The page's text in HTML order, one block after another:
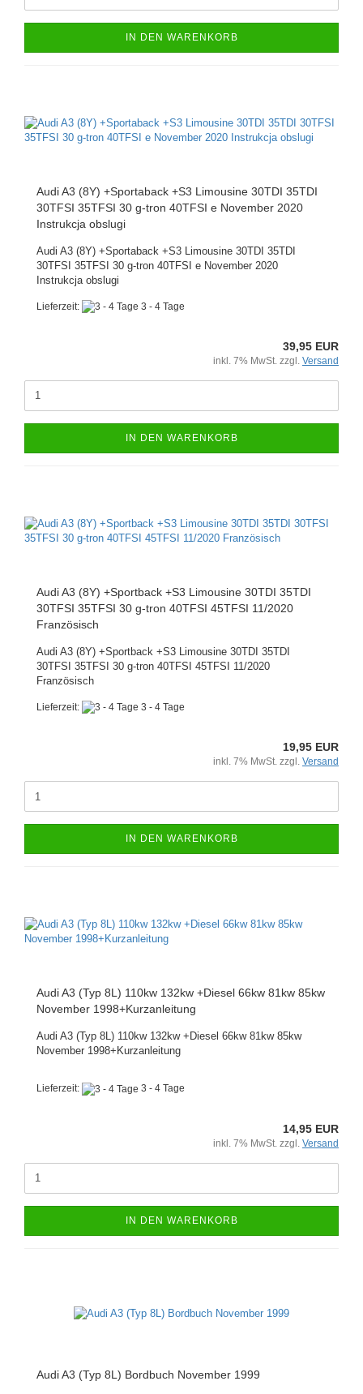
IN DEN WARENKORB
Audi A3 (8Y) +Sportaback +S3 Limousine 30TDI 35TDI
30TFSI 35TFSI 30 g-tron 40TFSI e November 2020
Instrukcja obslugi
Audi A3 (8Y) +Sportaback +S3 Limousine 30TDI 35TDI
30TFSI 35TFSI 30 g-tron 40TFSI e November 2020
Instrukcja obslugi
Lieferzeit: 3 - 4 Tage
39,95 EUR
inkl. 7% MwSt. zzgl. Versand
IN DEN WARENKORB
Audi A3 (8Y) +Sportback +S3 Limousine 30TDI 35TDI
30TFSI 35TFSI 30 g-tron 40TFSI 45TFSI 11/2020
Französisch
Audi A3 (8Y) +Sportback +S3 Limousine 30TDI 35TDI
30TFSI 35TFSI 30 g-tron 40TFSI 45TFSI 11/2020
Französisch
Lieferzeit: 3 - 4 Tage
19,95 EUR
inkl. 7% MwSt. zzgl. Versand
IN DEN WARENKORB
Audi A3 (Typ 8L) 110kw 132kw +Diesel 66kw 81kw 85kw
November 1998+Kurzanleitung
Audi A3 (Typ 8L) 110kw 132kw +Diesel 66kw 81kw 85kw
November 1998+Kurzanleitung
Lieferzeit: 3 - 4 Tage
14,95 EUR
inkl. 7% MwSt. zzgl. Versand
IN DEN WARENKORB
Audi A3 (Typ 8L) Bordbuch November 1999